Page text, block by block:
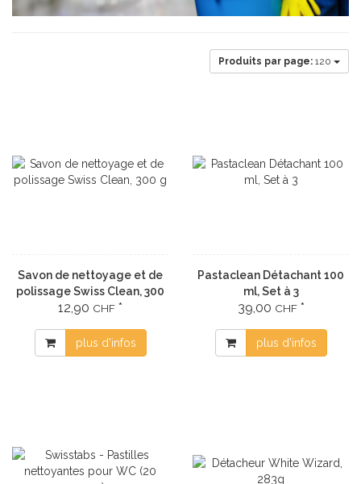
Produits par page: 120
Savon de nettoyage et de
polissage Swiss Clean, 300
g
12,90 CHF *
plus d'infos
Pastaclean Détachant 100
ml, Set à 3
39,00 CHF*
plus d'infos